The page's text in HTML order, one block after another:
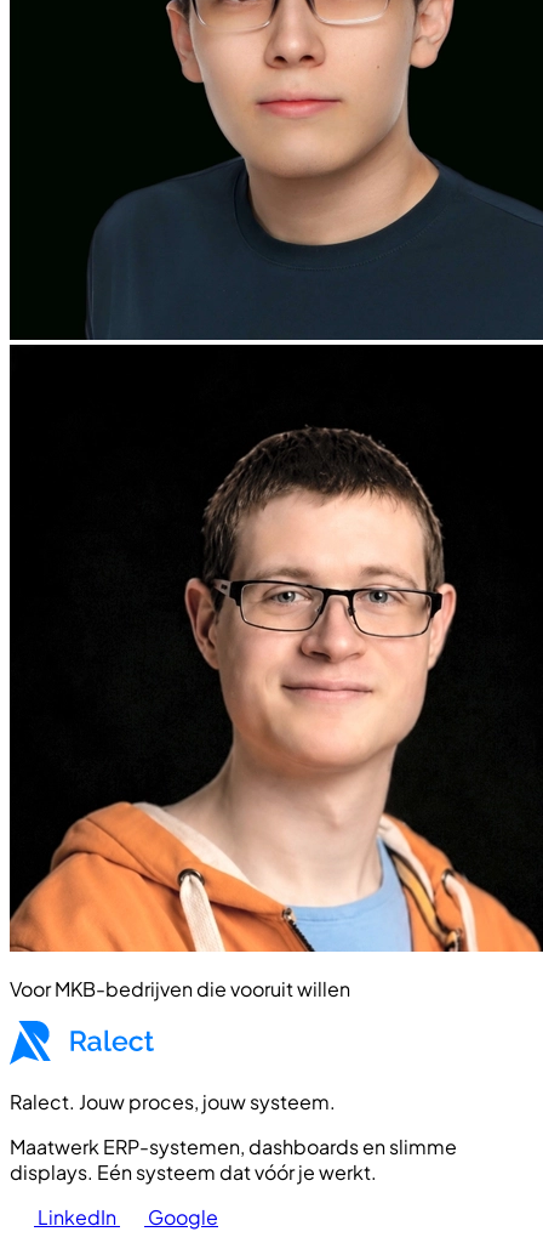
Voor MKB-bedrijven die vooruit willen
Ralect. Jouw proces, jouw systeem.
Maatwerk ERP-systemen, dashboards en slimme
displays. Eén systeem dat vóór je werkt.
LinkedIn
Google